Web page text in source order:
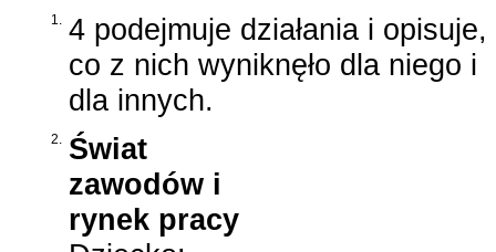
1. 4 podejmuje działania i opisuje,
co z nich wyniknęło dla niego i
dla innych.
2. Świat
zawodów i
rynek pracy